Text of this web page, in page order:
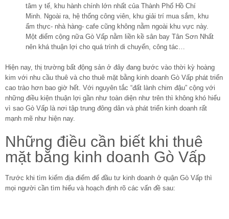
tâm y tế, khu hành chính lớn nhất của Thành Phố Hồ Chí
Minh. Ngoài ra, hệ thống công viên, khu giải trí mua sắm, khu
ẩm thực- nhà hàng- cafe cũng không nằm ngoài khu vực này.
Một điểm cộng nữa Gò Vấp nằm liền kề sân bay Tân Sơn Nhất
nên khá thuận lợi cho quá trình di chuyển, công tác…
Hiện nay, thị trường bất động sản ở đây đang bước vào thời kỳ hoàng
kim với nhu cầu thuê và cho thuê mặt bằng kinh doanh Gò Vấp phát triển
cao trào hơn bao giờ hết. Với nguyên tắc “đất lành chim đậu” cộng với
những điều kiện thuận lợi gần như toàn diện như trên thì không khó hiểu
vì sao Gò Vấp là nơi tập trung đông dân và phát triển kinh doanh rất
mạnh mẽ như hiện nay.
Những điều cần biết khi thuê
mặt bằng kinh doanh Gò Vấp
Trước khi tìm kiếm địa điểm để đầu tư kinh doanh ở quận Gò Vấp thì
mọi người cần tìm hiểu và hoạch định rõ các vấn đề sau: